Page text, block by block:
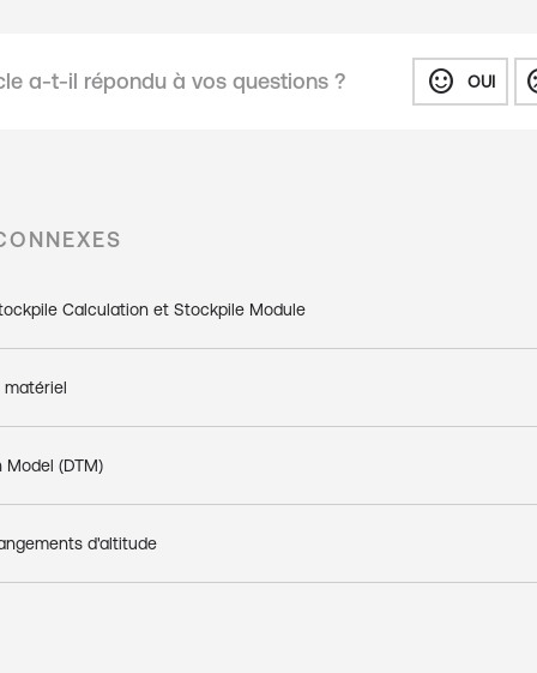
a-t-il répondu à vos questions ? sentiment_satisfied OUI
Calculation et Stockpile Module
matériel
Model (DTM)
d'altitude